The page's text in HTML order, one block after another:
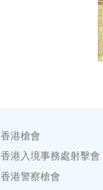
香港槍會
香港入境事務處射擊會
香港警察槍會